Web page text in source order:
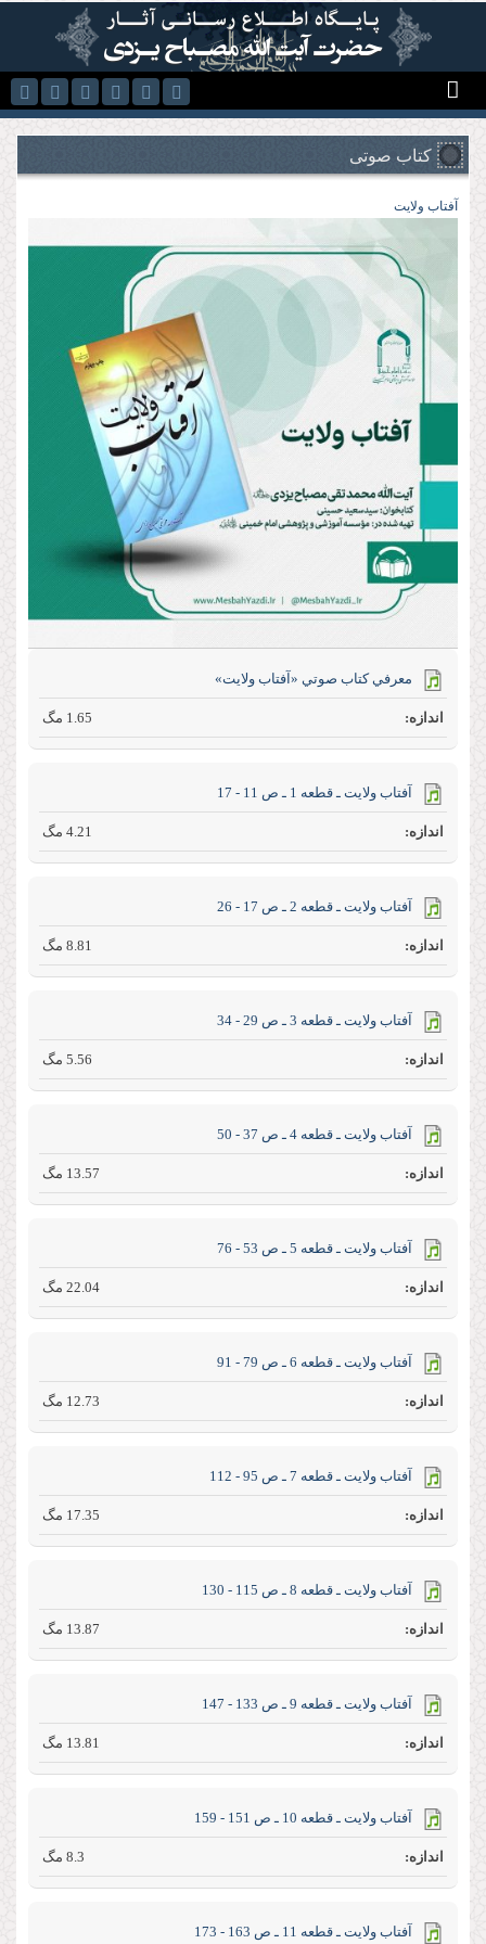
رفتن به محتوای اصلی
کتاب صوتی
آفتاب ولايت
معرفي كتاب صوتي «آفتاب ولايت»
1.65 مگ
آفتاب ولايت ـ قطعه 1 ـ ص 11 - 17
4.21 مگ
آفتاب ولايت ـ قطعه 2 ـ ص 17 - 26
8.81 مگ
آفتاب ولايت ـ قطعه 3 ـ ص 29 - 34
5.56 مگ
آفتاب ولايت ـ قطعه 4 ـ ص 37 - 50
13.57 مگ
آفتاب ولايت ـ قطعه 5 ـ ص 53 - 76
22.04 مگ
آفتاب ولايت ـ قطعه 6 ـ ص 79 - 91
12.73 مگ
آفتاب ولايت ـ قطعه 7 ـ ص 95 - 112
17.35 مگ
آفتاب ولايت ـ قطعه 8 ـ ص 115 - 130
13.87 مگ
آفتاب ولايت ـ قطعه 9 ـ ص 133 - 147
13.81 مگ
آفتاب ولايت ـ قطعه 10 ـ ص 151 - 159
8.3 مگ
آفتاب ولايت ـ قطعه 11 ـ ص 163 - 173